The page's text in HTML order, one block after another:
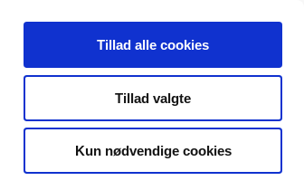
Tillad alle cookies
Tillad valgte
Kun nødvendige cookies
Særlige
produktområder